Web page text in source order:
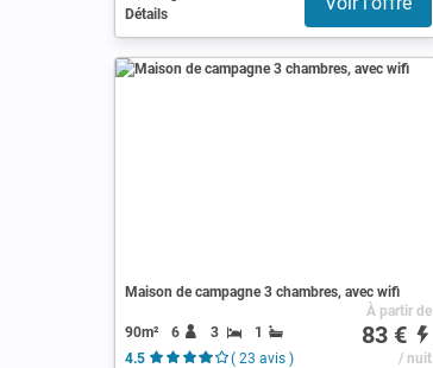
Détails
Maison de campagne 3 chambres, avec wifi
90m² 6 3
1
4.5
( 23 avis )
À partir de
83 €
/ nuit